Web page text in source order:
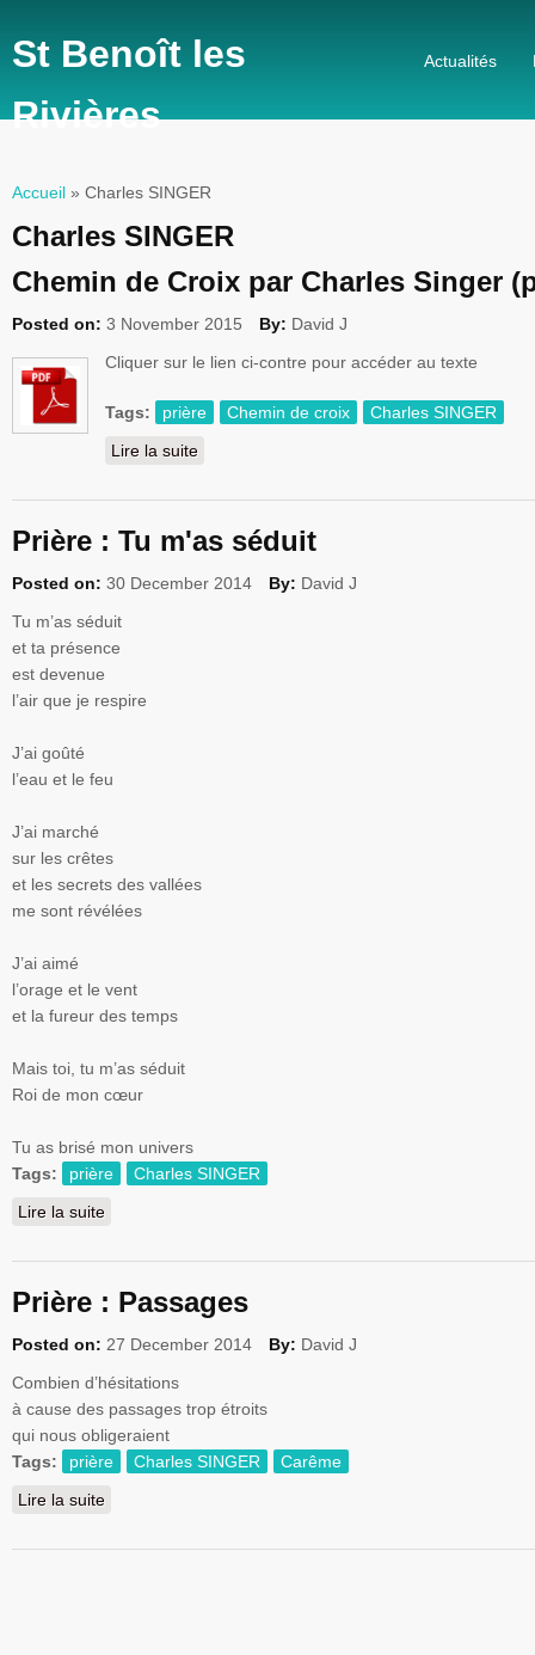
St Benoît les
Rivières
Actualités
Vous êtes ici
Accueil » Charles SINGER
Charles SINGER
Chemin de Croix par Charles Singer
Posted on: 3 November 2015 By: David J
Cliquer sur le lien ci-contre pour accéder au texte
Tags: prière Chemin de croix
Charles SINGER
Lire la suite
Prière : Tu m'as séduit
Posted on: 30 December 2014 By: David J
Tu m’as séduit
et ta présence
est devenue
l’air que je respire
J’ai goûté
l’eau et le feu
J’ai marché
sur les crêtes
et les secrets des vallées
me sont révélées
J’ai aimé
l’orage et le vent
et la fureur des temps
Mais toi, tu m’as séduit
Roi de mon cœur
Tu as brisé mon univers
Tags:
prière
Charles SINGER
Lire la suite
Prière : Passages
Posted on: 27 December 2014 By: David J
Combien d’hésitations
à cause des passages trop étroits
qui nous obligeraient
Tags:
prière Charles SINGER
Carême
Lire la suite